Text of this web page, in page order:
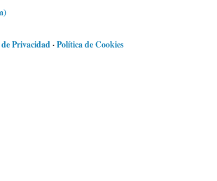
Privacidad·Política de Cookies